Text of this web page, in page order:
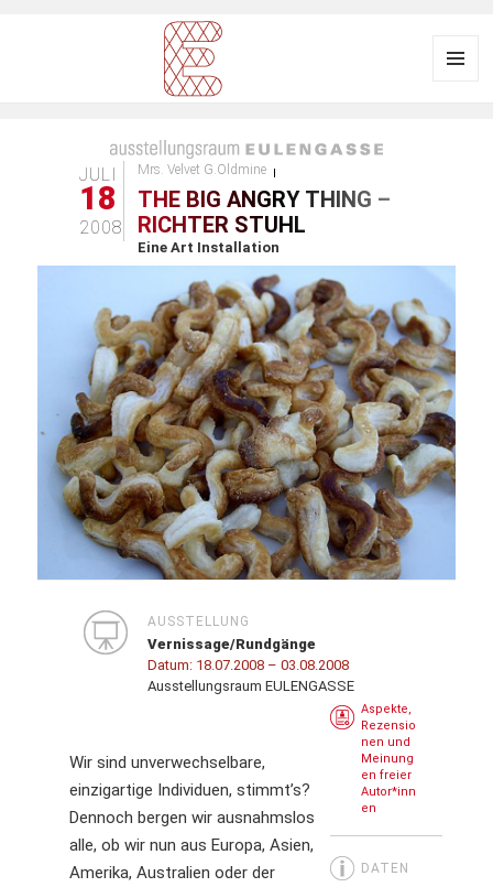
EULENGASSE
JULI
18
2008
Mrs. Velvet G.Oldmine
THE BIG ANGRY THING –
RICHTER STUHL
Eine Art Installation
AUSSTELLUNG
Vernissage/Rundgänge
Datum: 18.07.2008 – 03.08.2008
Ausstellungsraum EULENGASSE
Aspekte,
Rezensio
nen und
Meinung
en freier
Autor*inn
en
DATEN
Wir sind unverwechselbare,
einzigartige Individuen, stimmt’s?
Dennoch bergen wir ausnahmslos
alle, ob wir nun aus Europa, Asien,
Amerika, Australien oder der